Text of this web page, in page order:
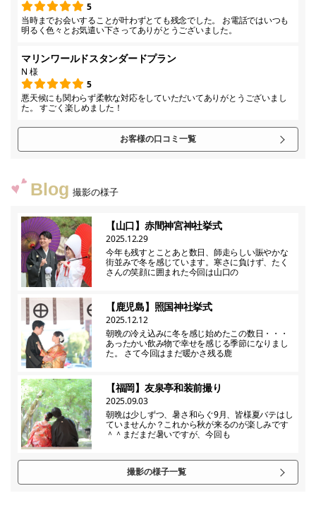
5
当時までお会いすることが叶わずとても残念でした。 お電話ではいつも
明るく色々とお気遣い下さってありがとうございました。
マリンワールドスタンダードプラン
N 様
5
悪天候にも関わらず柔軟な対応をしていただいてありがとうございまし
た。 すごく楽しめました！
お客様の口コミ一覧
Blog 撮影の様子
【山口】赤間神宮神社挙式
2025.12.29
今年も残すとことあと数日、師走らしい賑やかな
街並みで冬を感じています。寒さに負けず、たく
さんの笑顔に囲まれた今回は山口の
【鹿児島】照国神社挙式
2025.12.12
朝晩の冷え込みに冬を感じ始めたこの数日・・・
あったかい飲み物で幸せを感じる季節になりまし
た。 さて今回はまだ暖かさ残る鹿
【福岡】友泉亭和装前撮り
2025.09.03
朝晩は少しずつ、暑さ和らぐ9月、皆様夏バテはし
ていませんか？これから秋が来るのが楽しみです
＾＾まだまだ暑いですが、今回も
撮影の様子一覧